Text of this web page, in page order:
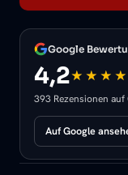
Google
4,2
393 Rezensionen auf
Auf Google